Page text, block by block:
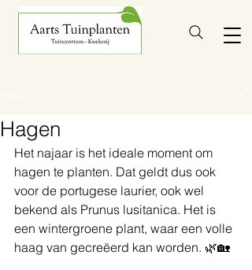
Hagen
Het najaar is het ideale moment om
hagen te planten. Dat geldt dus ook
voor de portugese laurier, ook wel
bekend als Prunus lusitanica. Het is
een wintergroene plant, waar een volle
haag van gecreëerd kan worden. 🌿🏡